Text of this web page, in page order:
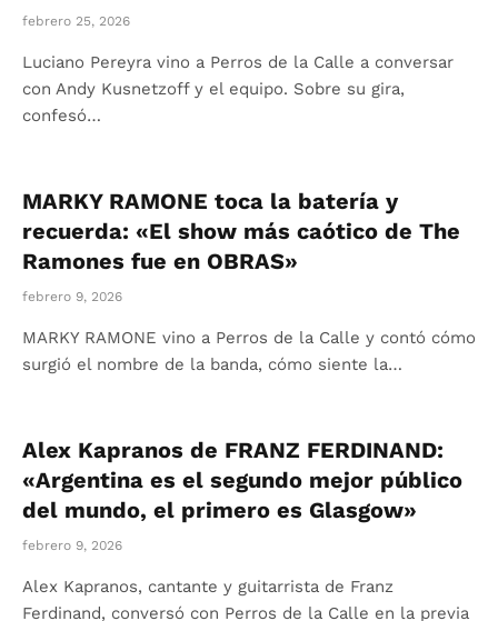
febrero 25, 2026
Luciano Pereyra vino a Perros de la Calle a conversar
con Andy Kusnetzoff y el equipo. Sobre su gira,
confesó…
MARKY RAMONE toca la batería y
recuerda: «El show más caótico de The
Ramones fue en OBRAS»
febrero 9, 2026
MARKY RAMONE vino a Perros de la Calle y contó cómo
surgió el nombre de la banda, cómo siente la…
Alex Kapranos de FRANZ FERDINAND:
«Argentina es el segundo mejor público
del mundo, el primero es Glasgow»
febrero 9, 2026
Alex Kapranos, cantante y guitarrista de Franz
Ferdinand, conversó con Perros de la Calle en la previa